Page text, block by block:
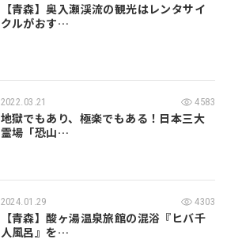
【青森】奥入瀬渓流の観光はレンタサイ
クルがおす…
2022.03.21 4583
地獄でもあり、極楽でもある！日本三大
霊場「恐山…
2024.01.29 4303
【青森】酸ヶ湯温泉旅館の混浴『ヒバ千
人風呂』を…